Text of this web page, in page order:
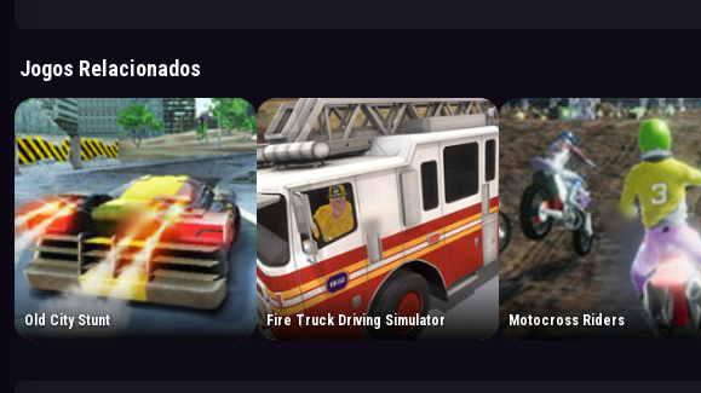
Jogos Relacionados
Old City Stunt Fire Truck Driving Simulator Motocross Riders